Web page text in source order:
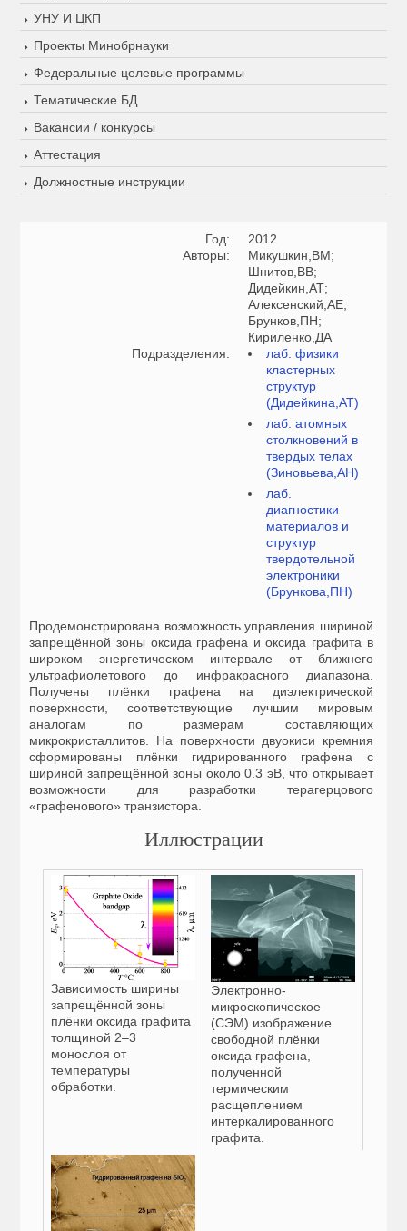
УНУ И ЦКП
Проекты Минобрнауки
Федеральные целевые программы
Тематические БД
Вакансии / конкурсы
Аттестация
Должностные инструкции
Год:
2012
Авторы:
Микушкин,ВМ;
Шнитов,ВВ;
Дидейкин,АТ;
Алексенский,АЕ;
Брунков,ПН;
Кириленко,ДА
Подразделения:
лаб. физики
кластерных
структур
(Дидейкина,АТ)
лаб. атомных
столкновений в
твердых телах
(Зиновьева,АН)
лаб.
диагностики
материалов и
структур
твердотельной
электроники
(Брункова,ПН)
Продемонстрирована возможность управления шириной
запрещённой зоны оксида графена и оксида графита в
широком энергетическом интервале от ближнего
ультрафиолетового до инфракрасного диапазона.
Получены плёнки графена на диэлектрической
поверхности, соответствующие лучшим мировым
аналогам по размерам составляющих
микрокристаллитов. На поверхности двуокиси кремния
сформированы плёнки гидрированного графена с
шириной запрещённой зоны около 0.3 эВ, что открывает
возможности для разработки терагерцового
«графенового» транзистора.
Иллюстрации
Зависимость ширины
запрещённой зоны
плёнки оксида графита
толщиной 2–3
монослоя от
температуры
обработки.
Электронно-
микроскопическое
(СЭМ) изображение
свободной плёнки
оксида графена,
полученной
термическим
расщеплением
интеркалированного
графита.